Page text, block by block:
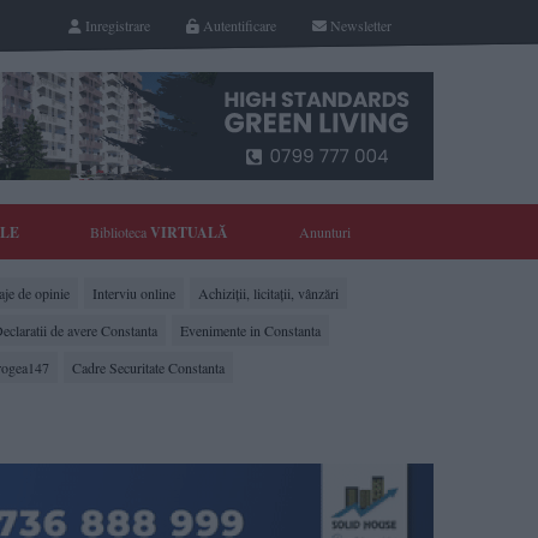
Newsletter
Autentificare
Inregistrare
BibliotecaVIRTUALĂ Anunturi
de opinie Interviu online
Achiziții, licitații, vânzări
de avere Constanta
Evenimente in Constanta
Cadre Securitate Constanta